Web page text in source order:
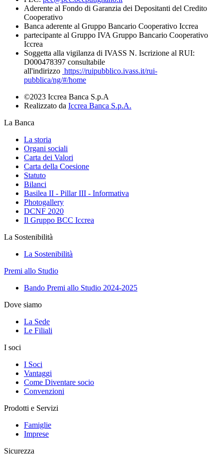
Aderente al Fondo di Garanzia dei Depositanti del Credito
Cooperativo
Banca aderente al Gruppo Bancario Cooperativo Iccrea
partecipante al Gruppo IVA Gruppo Bancario Cooperativo
Iccrea
Soggetta alla vigilanza di IVASS N. Iscrizione al RUI:
D000478397 consultabile
all'indirizzo https://ruipubblico.ivass.it/rui-
pubblica/ng/#/home
©2023 Iccrea Banca S.p.A
Realizzato da Iccrea Banca S.p.A.
La Banca
La storia
Organi sociali
Carta dei Valori
Carta della Coesione
Statuto
Bilanci
Basilea II - Pillar III - Informativa
Photogallery
DCNF 2020
Il Gruppo BCC Iccrea
La Sostenibilità
La Sostenibilità
Premi allo Studio
Bando Premi allo Studio 2024-2025
Dove siamo
La Sede
Le Filiali
I soci
I Soci
Vantaggi
Come Diventare socio
Convenzioni
Prodotti e Servizi
Famiglie
Imprese
Sicurezza